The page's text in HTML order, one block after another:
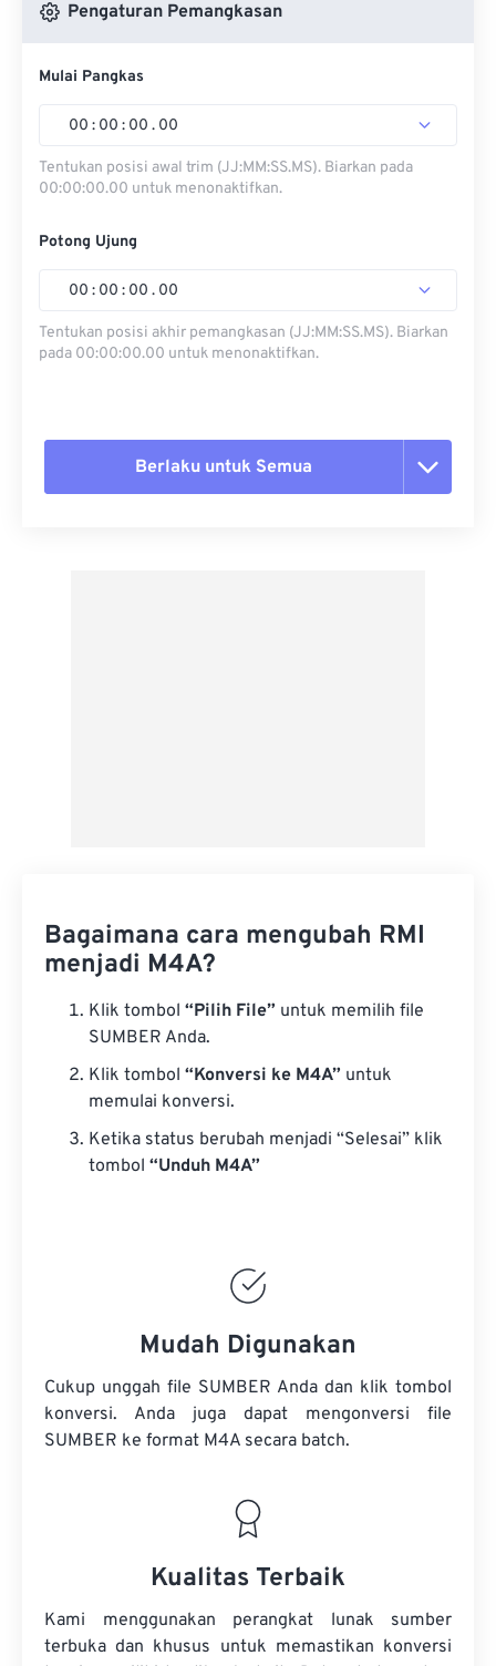
Pengaturan Pemangkasan
Mulai Pangkas
00 : 00 : 00 . 00
Tentukan posisi awal trim (JJ:MM:SS.MS). Biarkan pada
00:00:00.00 untuk menonaktifkan.
Potong Ujung
00 : 00 : 00 . 00
Tentukan posisi akhir pemangkasan (JJ:MM:SS.MS). Biarkan
pada 00:00:00.00 untuk menonaktifkan.
Berlaku untuk Semua
Bagaimana cara mengubah RMI
menjadi M4A?
Klik tombol “Pilih File” untuk memilih file
SUMBER Anda.
Klik tombol “Konversi ke M4A” untuk
memulai konversi.
Ketika status berubah menjadi “Selesai” klik
tombol “Unduh M4A”
Mudah Digunakan
Cukup unggah file SUMBER Anda dan klik tombol
konversi. Anda juga dapat mengonversi file
SUMBER ke format M4A secara batch.
Kualitas Terbaik
Kami menggunakan perangkat lunak sumber
terbuka dan khusus untuk memastikan konversi